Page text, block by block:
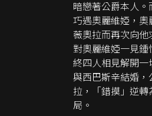
暗戀著公爵本人
巧遇奧麗維婭，
薇奧拉而再次向他
對奧麗維婭一見
終四人相見解開
與西巴斯辛結婚
拉，「錯摸」逆
局。